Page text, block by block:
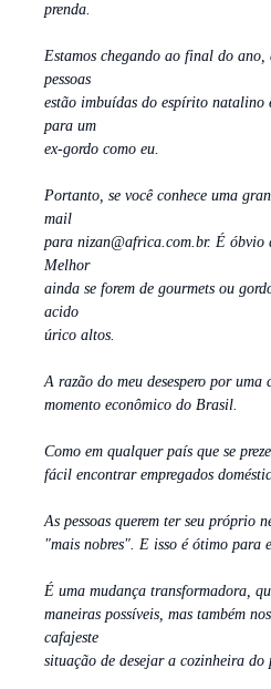
prenda.
Estamos chegando ao final do
pessoas
estão imbuídas do espírito natalino
para um
ex-gordo como eu.
Portanto, se você conhece uma
mail
para nizan@africa.com.br. É óbvio
Melhor
ainda se forem de gourmets ou
acido
úrico altos.
A razão do meu desespero por
momento econômico do Brasil.
Como em qualquer país que se
fácil encontrar empregados
As pessoas querem ter seu próprio
"mais nobres". E isso é ótimo para
É uma mudança transformadora,
maneiras possíveis, mas também
cafajeste
situação de desejar a cozinheira do